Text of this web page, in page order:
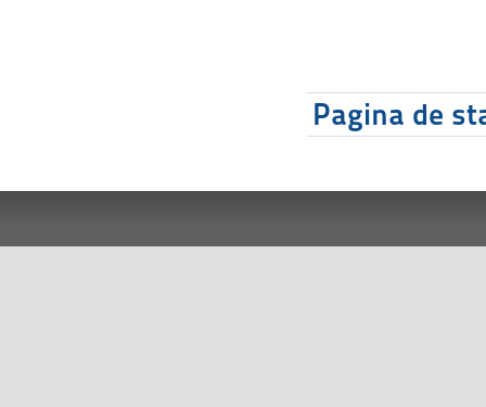
Pagina de